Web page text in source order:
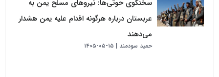
سخنگوی حوثی‌ها: نیروهای مسلح یمن به
عربستان درباره هرگونه اقدام علیه یمن هشدار
حمید سودمند ۱۵-۰۵-۱۴۰۵